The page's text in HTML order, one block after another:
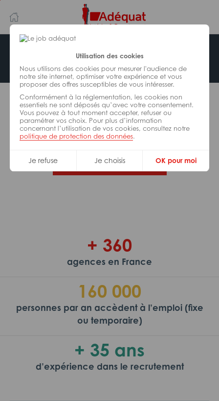
Utilisation des cookies
Nous utilisons des cookies pour mesurer l'audience de
notre site internet, optimiser votre expérience et vous
proposer des offres susceptibles de vous intéresser.
Conformément à la réglementation, les cookies non
essentiels ne sont déposés qu’avec votre consentement.
Vous pouvez à tout moment accepter, refuser ou
paramétrer vos choix. Pour plus d’information
concernant l’utilisation de vos cookies, consultez notre
politique de protection des données.
Je refuse Je choisis OK pour moi
au
contenu
principal
navigation
Offre indisponible
L’offre d’emploi que vous tentez de consulter n’est
plus disponible.
De nombreuses autres missions peuvent vous
correspondre, consultez toutes nos offres.
Trouvez votre job Adéquat !
+ 360
agences en France
160 000
personnes par an accèdent à l’emploi (fixe
ou temporaire)
+ 35 ans
d’expérience dans le recrutement